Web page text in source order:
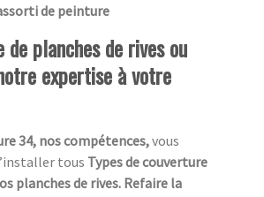
de peinture
de planches de rives ou
expertise à votre
34, nos compétences,vous
tous Types de couverture
planches de rives. Refaire la